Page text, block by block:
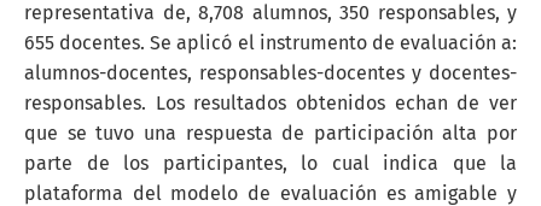
representativa de, 8,708 alumnos, 350 responsables, y
655 docentes. Se aplicó el instrumento de evaluación a:
alumnos-docentes, responsables-docentes y docentes-
responsables. Los resultados obtenidos echan de ver
que se tuvo una respuesta de participación alta por
parte de los participantes, lo cual indica que la
plataforma del modelo de evaluación es amigable y